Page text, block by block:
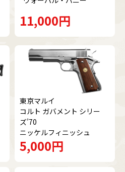
11,000円
東京マルイ
コルト ガバメント シリー
ズ’70
ニッケルフィニッシュ
5,000円